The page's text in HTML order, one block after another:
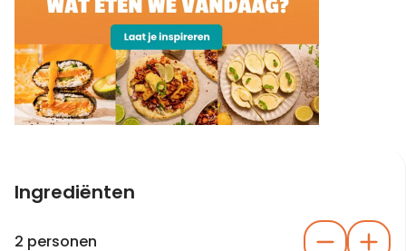
Ingrediënten
2 personen